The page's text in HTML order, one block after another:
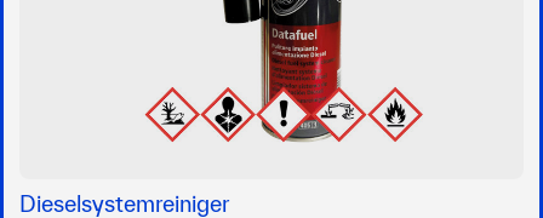
Dieselsystemreiniger